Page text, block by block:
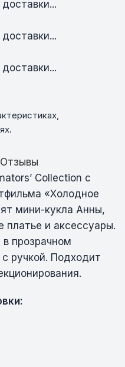
Отзывы
Collection с
«Холодное
мини-кукла Анны,
платье и аксессуары.
прозрачном
ручкой. Подходит